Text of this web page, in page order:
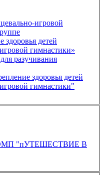
группе
здоровья детей
гимнастики»
разучивания
здоровья детей
гимнастики"